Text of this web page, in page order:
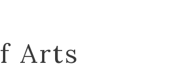
Arts